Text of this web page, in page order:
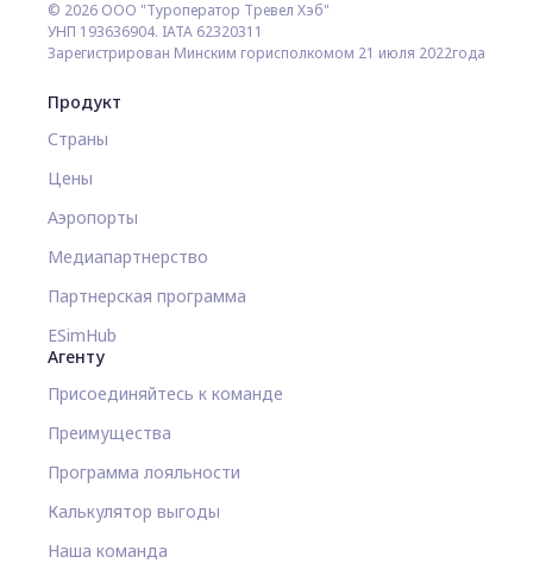
© 2026 ООО "Туроператор Тревел Хэб"
УНП 193636904. IATA 62320311
Зарегистрирован Минским горисполкомом 21 июля 2022года
Продукт
Страны
Цены
Аэропорты
Медиапартнерство
Партнерская программа
ESimHub
Агенту
Присоединяйтесь к команде
Преимущества
Программа лояльности
Калькулятор выгоды
Наша команда